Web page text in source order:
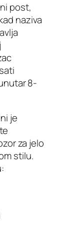
post,
naziva
8-
je
za jelo
stilu.